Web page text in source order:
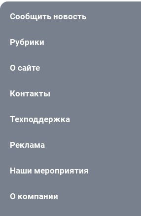
Сообщить новость
Рубрики
О сайте
Контакты
Техподдержка
Реклама
Наши мероприятия
О компании